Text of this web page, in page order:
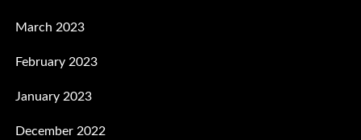
March 2023
February 2023
January 2023
December 2022